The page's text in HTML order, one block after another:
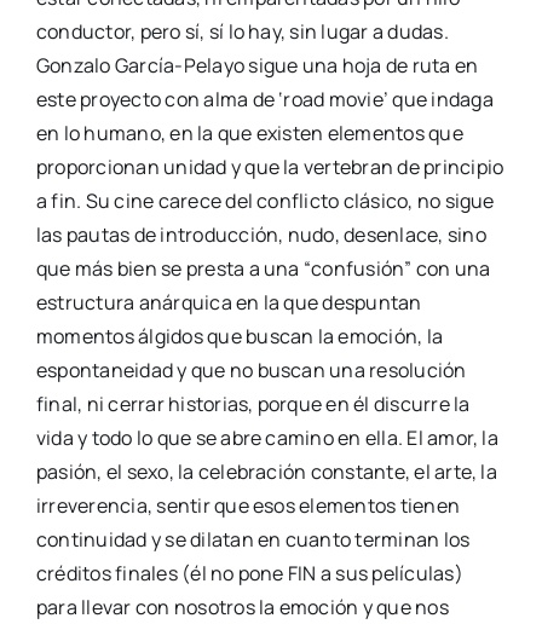
conductor, pero sí, sí lo hay, sin lugar a dudas.
Gonzalo García-Pelayo sigue una hoja de ruta en
este proyecto con alma de ‘road movie’ que indaga
en lo humano, en la que existen elementos que
proporcionan unidad y que la vertebran de principio
a fin. Su cine carece del conflicto clásico, no sigue
las pautas de introducción, nudo, desenlace, sino
que más bien se presta a una “confusión” con una
estructura anárquica en la que despuntan
momentos álgidos que buscan la emoción, la
espontaneidad y que no buscan una resolución
final, ni cerrar historias, porque en él discurre la
vida y todo lo que se abre camino en ella. El amor, la
pasión, el sexo, la celebración constante, el arte, la
irreverencia, sentir que esos elementos tienen
continuidad y se dilatan en cuanto terminan los
créditos finales (él no pone FIN a sus películas)
para llevar con nosotros la emoción y que nos